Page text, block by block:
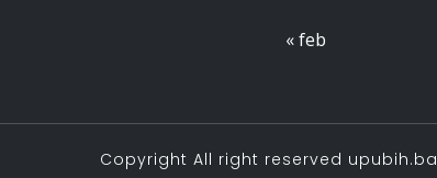
« feb
Copyright All right reserved upubih.ba